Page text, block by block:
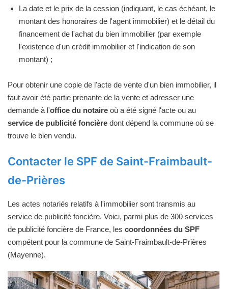
La date et le prix de la cession (indiquant, le cas échéant, le
montant des honoraires de l'agent immobilier) et le détail du
financement de l'achat du bien immobilier (par exemple
l'existence d'un crédit immobilier et l'indication de son
montant) ;
Pour obtenir une copie de l'acte de vente d'un bien immobilier, il
faut avoir été partie prenante de la vente et adresser une
demande à l'office du notaire où a été signé l'acte ou au
service de publicité foncière dont dépend la commune où se
trouve le bien vendu.
Contacter le SPF de Saint-Fraimbault-
de-Prières
Les actes notariés relatifs à l'immobilier sont transmis au
service de publicité foncière. Voici, parmi plus de 300 services
de publicité foncière de France, les coordonnées du SPF
compétent pour la commune de Saint-Fraimbault-de-Prières
(Mayenne).